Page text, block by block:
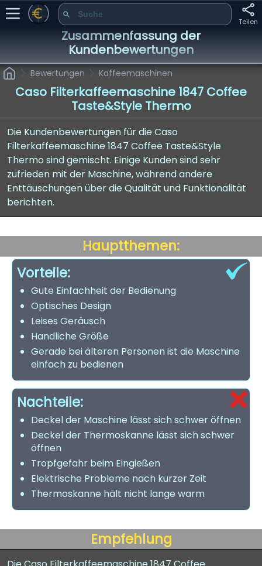
Teilen
Zusammenfassung der
Kundenbewertungen
Bewertungen Kaffeemaschinen
Caso Filterkaffeemaschine 1847 Coffee
Taste&Style Thermo
Die Kundenbewertungen für die Caso
Filterkaffeemaschine 1847 Coffee Taste&Style
Thermo sind gemischt. Einige Kunden sind sehr
zufrieden mit der Maschine, während andere
Enttäuschungen über die Qualität und Funktionalität
berichten.
Hauptthemen:
Vorteile:
Gute Einfachheit der Bedienung
Optisches Design
Leises Geräusch
Handliche Größe
Gerade bei älteren Personen ist die Maschine
einfach zu bedienen
Nachteile:
Deckel der Maschine lässt sich schwer öffnen
Deckel der Thermoskanne lässt sich schwer
öffnen
Tropfgefahr beim Eingießen
Elektrische Probleme nach kurzer Zeit
Thermoskanne hält nicht lange warm
Empfehlung